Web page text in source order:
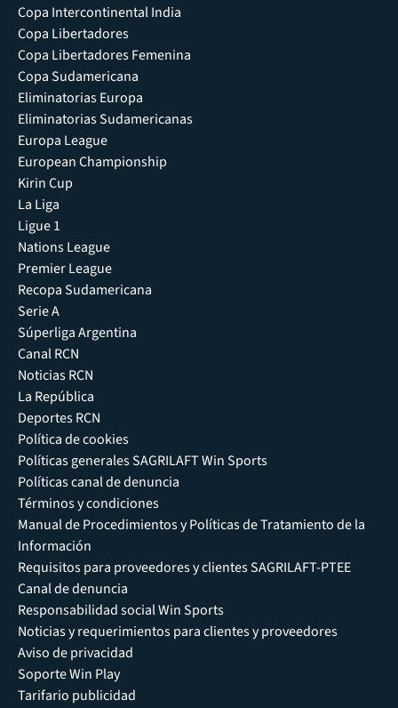
Copa Intercontinental India
Copa Libertadores
Copa Libertadores Femenina
Copa Sudamericana
Eliminatorias Europa
Eliminatorias Sudamericanas
Europa League
European Championship
Kirin Cup
La Liga
Ligue 1
Nations League
Premier League
Recopa Sudamericana
Serie A
Súperliga Argentina
Canal RCN
Noticias RCN
La República
Deportes RCN
Política de cookies
Políticas generales SAGRILAFT Win Sports
Políticas canal de denuncia
Términos y condiciones
Manual de Procedimientos y Políticas de Tratamiento de la
Información
Requisitos para proveedores y clientes SAGRILAFT-PTEE
Canal de denuncia
Responsabilidad social Win Sports
Noticias y requerimientos para clientes y proveedores
Aviso de privacidad
Soporte Win Play
Tarifario publicidad